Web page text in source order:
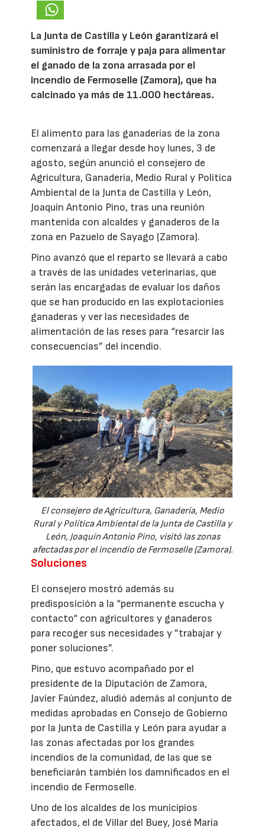
La Junta de Castilla y León garantizará el
suministro de forraje y paja para alimentar
el ganado de la zona arrasada por el
incendio de Fermoselle (Zamora), que ha
calcinado ya más de 11.000 hectáreas.
El alimento para las ganaderías de la zona
comenzará a llegar desde hoy lunes, 3 de
agosto, según anunció el consejero de
Agricultura, Ganadería, Medio Rural y Política
Ambiental de la Junta de Castilla y León,
Joaquín Antonio Pino, tras una reunión
mantenida con alcaldes y ganaderos de la
zona en Pazuelo de Sayago (Zamora).
Pino avanzó que el reparto se llevará a cabo
a través de las unidades veterinarias, que
serán las encargadas de evaluar los daños
que se han producido en las explotacionies
ganaderas y ver las necesidades de
alimentación de las reses para “resarcir las
consecuencias” del incendio.
El consejero de Agricultura, Ganadería, Medio
Rural y Política Ambiental de la Junta de Castilla y
León, Joaquín Antonio Pino, visitó las zonas
afectadas por el incendio de Fermoselle (Zamora).
Soluciones
El consejero mostró además su
predisposición a la “permanente escucha y
contacto“ con agricultores y ganaderos
para recoger sus necesidades y ”trabajar y
poner soluciones”.
Pino, que estuvo acompañado por el
presidente de la Diputación de Zamora,
Javier Faúndez, aludió además al conjunto de
medidas aprobadas en Consejo de Gobierno
por la Junta de Castilla y León para ayudar a
las zonas afectadas por los grandes
incendios de la comunidad, de las que se
beneficiarán también los damnificados en el
incendio de Fermoselle.
Uno de los alcaldes de los municipios
afectados, el de Villar del Buey, José María